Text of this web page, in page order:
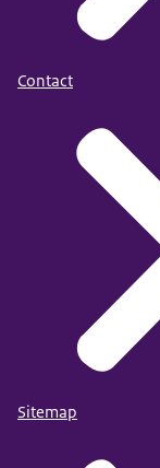
Contact
Sitemap